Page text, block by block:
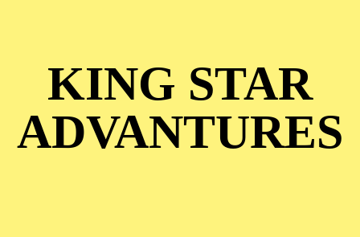
KING STAR
ADVANTURES